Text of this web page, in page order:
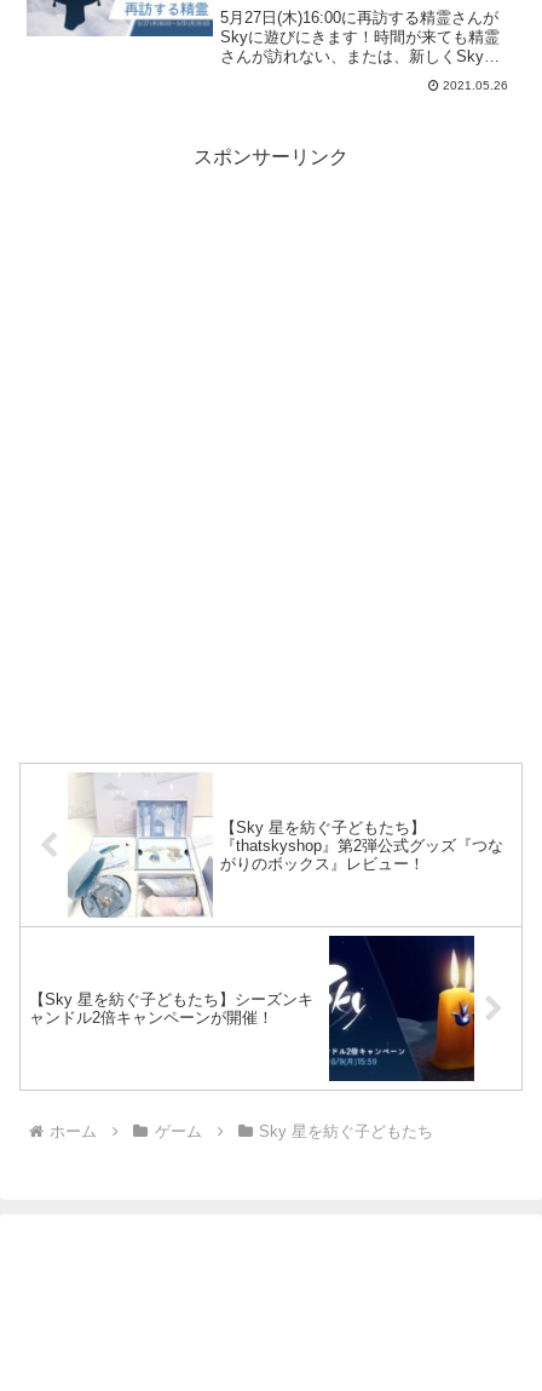
霊が再訪！5月27日(木)16:00～5
月31日(月)15:59まで！必要なキ
ャンドル数は？？
5月27日(木)16:00に再訪する精霊さんが
Skyに遊びにきます！時間が来ても精霊
さんが訪れない、または、新しくSkyに
降りたった星の子どもたちは峡谷までの
ストーリーを完了していることをご確認
2021.05.26
スポンサーリンク
【Sky 星を紡ぐ子どもたち】
『thatskyshop』第2弾公式グッズ『つな
がりのボックス』レビュー！
【Sky 星を紡ぐ子どもたち】シーズンキ
ャンドル2倍キャンペーンが開催！
ホーム ゲーム Sky 星を紡ぐ子どもたち